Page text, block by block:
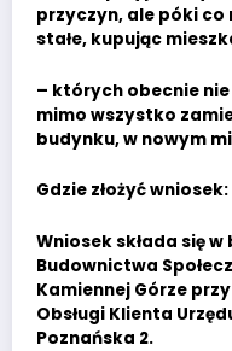
przyczyn, ale póki co
stałe, kupując
– których obecnie nie
mimo wszystko
budynku, w nowym
Gdzie złożyć wniosek:
Wniosek składa się
Budownictwa
Kamiennej Górze
Obsługi Klienta
Poznańska 2.